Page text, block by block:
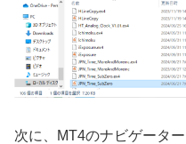
次に、 MT4のナビゲータ